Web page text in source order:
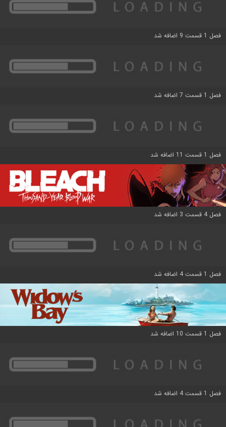
فصل 1 قسمت 9 اضافه شد
فصل 1 قسمت 7 اضافه شد
فصل 1 قسمت 11 اضافه شد
فصل 4 قسمت 3 اضافه شد
فصل 1 قسمت 4 اضافه شد
فصل 1 قسمت 10 اضافه شد
فصل 1 قسمت 4 اضافه شد